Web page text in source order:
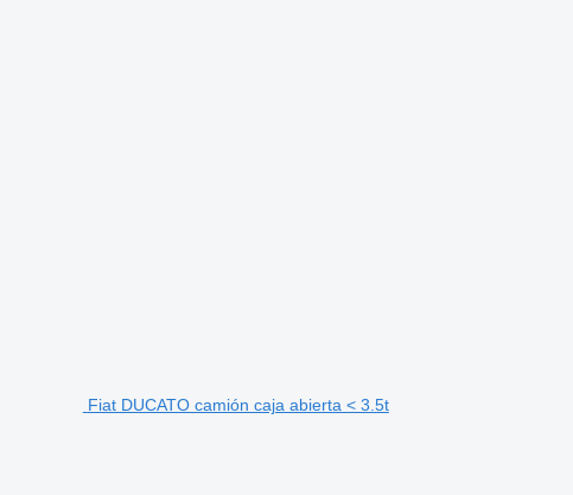
Fiat DUCATO camión caja abierta < 3.5t